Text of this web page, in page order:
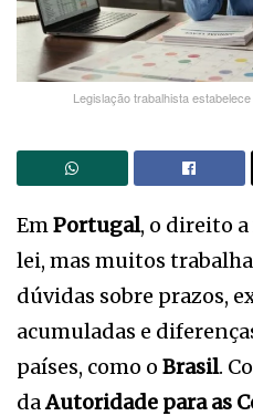
Legislação trabalhista
EmPortugal, o direito
lei, mas muitos
dúvidas sobre prazos,
acumuladas e
países, como o Brasil.
daAutoridade para as